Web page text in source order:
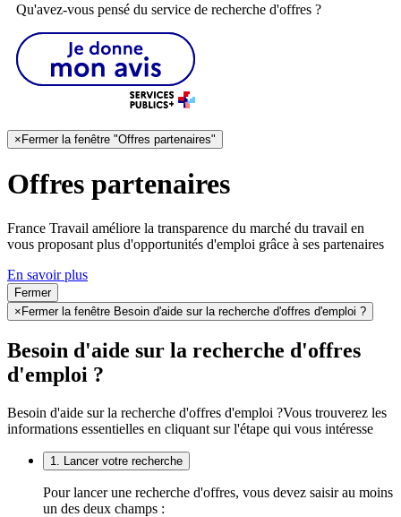
Qu'avez-vous pensé du service de recherche d'offres ?
× Fermer la fenêtre "Offres partenaires"
Offres partenaires
France Travail améliore la transparence du marché du travail en
vous proposant plus d'opportunités d'emploi grâce à ses partenaires
En savoir plus
Fermer
× Fermer la fenêtre Besoin d'aide sur la recherche d'offres d'emploi ?
Besoin d'aide sur la recherche d'offres
d'emploi ?
Besoin d'aide sur la recherche d'offres d'emploi ?Vous trouverez les
informations essentielles en cliquant sur l'étape qui vous intéresse
1. Lancer votre recherche
Pour lancer une recherche d'offres, vous devez saisir au moins
un des deux champs :